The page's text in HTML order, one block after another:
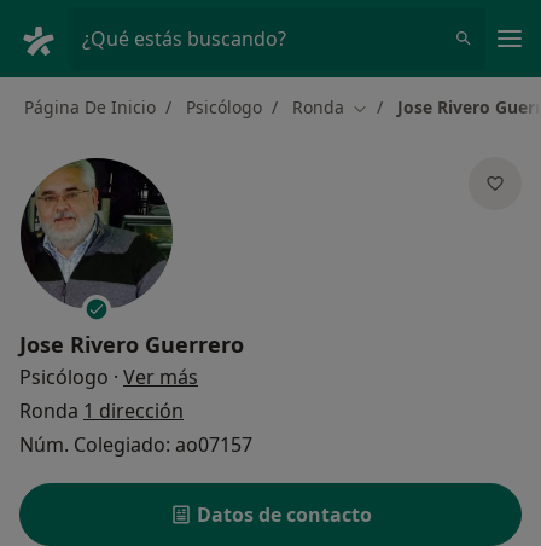
¿Qué estás buscando?
Página De Inicio Psicólogo Ronda Cambiar de ciudad
Jose Rivero
Jose Rivero Guerrero
Psicólogo · Ver más
Ronda 1 dirección
Núm. Colegiado: ao07157
Datos de contacto